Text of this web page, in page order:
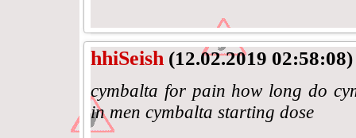
hhiSeish (12.02.2019 02:58:08)
cymbalta for pain how long do
in men cymbalta starting dose